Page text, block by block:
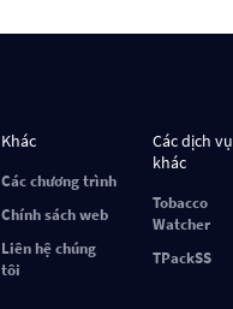
Khác
Các chương trình
Chính sách web
Liên hệ chúng
tôi
Các dịch vụ
khác
Tobacco
Watcher
TPackSS